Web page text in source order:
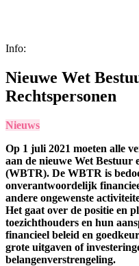
Info:
Nieuwe Wet
Rechtspersonen
Nieuws
Op 1 juli 2021 moeten alle
aan de nieuwe Wet Bestuur
(WBTR). De WBTR is
onverantwoordelijk
andere ongewenste
Het gaat over de positie en
toezichthouders en hun
financieel beleid en
grote uitgaven of
belangenverstrengeling.